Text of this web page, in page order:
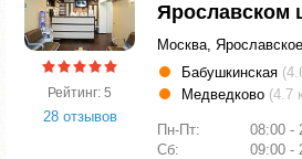
Рейтинг: 5
28 отзывов
Ярославском
Москва,
Бабушкинская
Медведково (4.7
Пн-Пт:
08:00 -
Сб:
09:00 -